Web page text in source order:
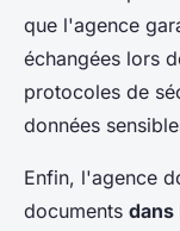
que l'agence
échangées lors
protocoles de
données
Enfin, l'agence
documents dans